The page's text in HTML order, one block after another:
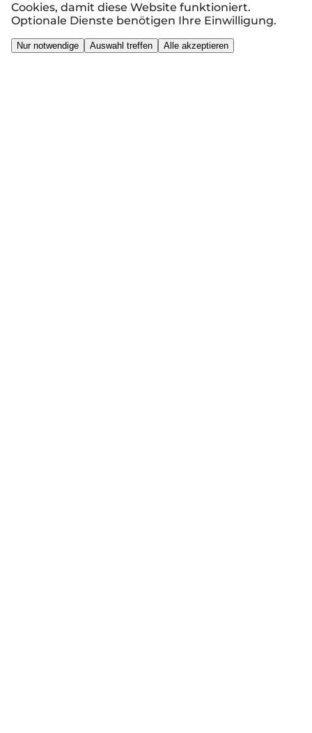
Cookies, damit diese Website funktioniert.
Optionale Dienste benötigen Ihre Einwilligung.
Nur notwendige Auswahl treffen Alle akzeptieren